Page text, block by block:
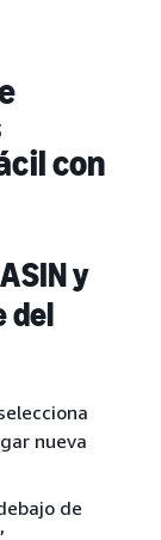
con
y
del
nueva
de